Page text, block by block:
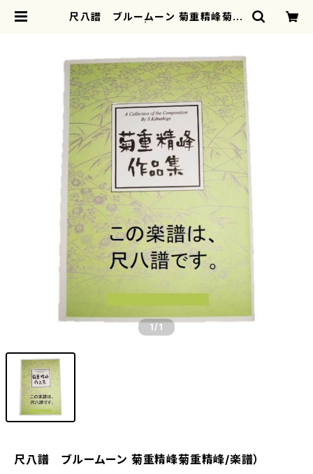
尺八譜 ブルームーン 菊重精峰菊重
1/1
尺八譜 ブルームーン 菊重精峰菊重精峰/楽譜）